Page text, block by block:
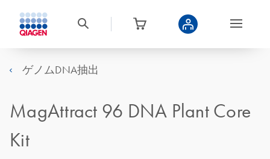
ゲノムDNA抽出
MagAttract 96 DNA Plant Core
Kit